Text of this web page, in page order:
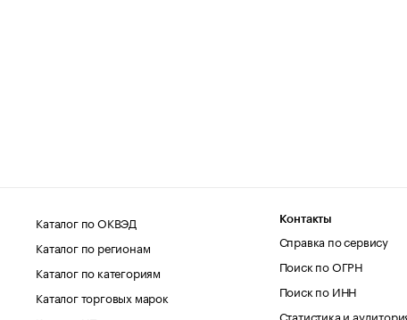
Каталог по ОКВЭД
Каталог по регионам
Каталог по категориям
Каталог торговых марок
Контакты
Справка по сервису
Поиск по ОГРН
Поиск по ИНН
Статистика и